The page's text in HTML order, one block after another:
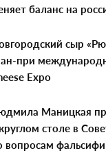
баланс на
сыр
при
Expo
Маницкая
столе в
вопросам